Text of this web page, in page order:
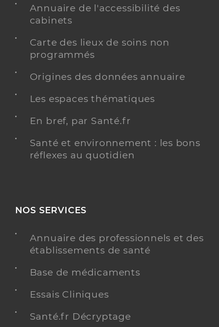
Annuaire de l'accessibilité des
cabinets
Carte des lieux de soins non
programmés
Origines des données annuaire
Les espaces thématiques
En bref, par Santé.fr
Santé et environnement : les bons
réflexes au quotidien
NOS SERVICES
Annuaire des professionnels et des
établissements de santé
Base de médicaments
Essais Cliniques
Santé.fr Décryptage